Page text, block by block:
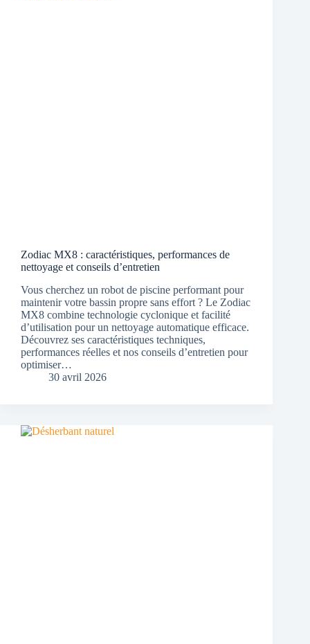
Zodiac MX8 : caractéristiques, performances de
nettoyage et conseils d’entretien
Vous cherchez un robot de piscine performant pour
maintenir votre bassin propre sans effort ? Le Zodiac
MX8 combine technologie cyclonique et facilité
d’utilisation pour un nettoyage automatique efficace.
Découvrez ses caractéristiques techniques,
performances réelles et nos conseils d’entretien pour
optimiser…
30 avril 2026